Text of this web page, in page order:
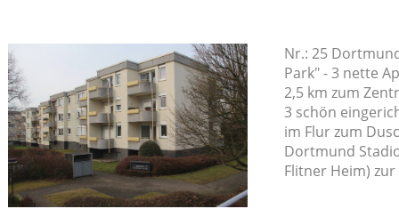
Nr.: 25
Park" - 3 nette
2,5 km zum
3 schön
im Flur zum
Dortmund
Flitner Heim)